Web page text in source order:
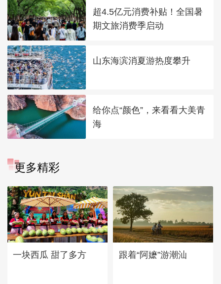
超4.5亿元消费补贴！全国暑
期文旅消费季启动
山东海滨消夏游热度攀升
给你点“颜色”，来看看大美青
海
更多精彩
一块西瓜 甜了多方 跟着“阿嬷”游潮汕